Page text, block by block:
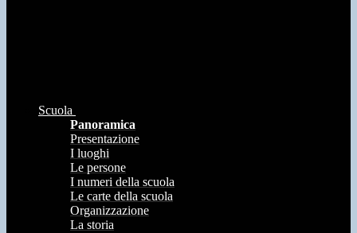
Scuola
Panoramica
Presentazione
I luoghi
Le persone
I numeri della scuola
Le carte della scuola
Organizzazione
La storia